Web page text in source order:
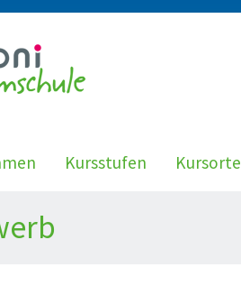
Kursstufen Kursorte